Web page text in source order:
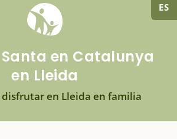
ES
en Catalunya
en Lleida
disfrutar en Lleida en familia